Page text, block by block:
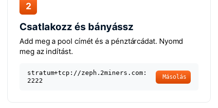
2
Csatlakozz és bányássz
Add meg a pool címét és a pénztárcádat. Nyomd
meg az indítást.
stratum+tcp://zeph.2miners.com:
2222
Másolás